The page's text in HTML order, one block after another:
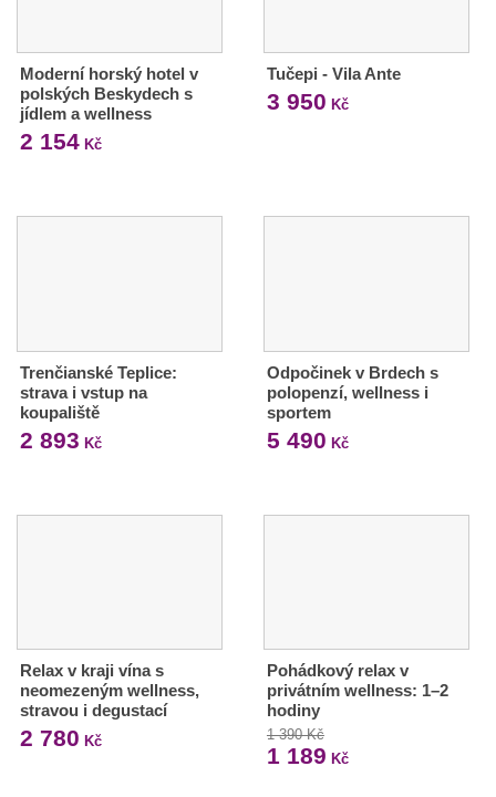
Moderní horský hotel v
polských Beskydech s
jídlem a wellness
2 154 Kč
Tučepi - Vila Ante
3 950 Kč
Trenčianské Teplice:
strava i vstup na
koupaliště
2 893 Kč
Odpočinek v Brdech s
polopenzí, wellness i
sportem
5 490 Kč
Relax v kraji vína s
neomezeným wellness,
stravou i degustací
2 780 Kč
Pohádkový relax v
privátním wellness: 1–2
hodiny
1 390 Kč
1 189 Kč